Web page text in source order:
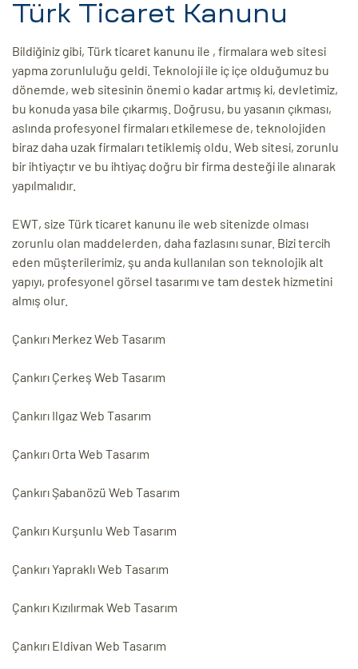
Türk Ticaret Kanunu
Bildiğiniz gibi, Türk ticaret kanunu ile , firmalara web sitesi
yapma zorunluluğu geldi. Teknoloji ile iç içe olduğumuz bu
dönemde, web sitesinin önemi o kadar artmış ki, devletimiz,
bu konuda yasa bile çıkarmış. Doğrusu, bu yasanın çıkması,
aslında profesyonel firmaları etkilemese de, teknolojiden
biraz daha uzak firmaları tetiklemiş oldu. Web sitesi, zorunlu
bir ihtiyaçtır ve bu ihtiyaç doğru bir firma desteği ile alınarak
yapılmalıdır.
EWT, size Türk ticaret kanunu ile web sitenizde olması
zorunlu olan maddelerden, daha fazlasını sunar. Bizi tercih
eden müşterilerimiz, şu anda kullanılan son teknolojik alt
yapıyı, profesyonel görsel tasarımı ve tam destek hizmetini
almış olur.
Çankırı Merkez Web Tasarım
Çankırı Çerkeş Web Tasarım
Çankırı Ilgaz Web Tasarım
Çankırı Orta Web Tasarım
Çankırı Şabanözü Web Tasarım
Çankırı Kurşunlu Web Tasarım
Çankırı Yapraklı Web Tasarım
Çankırı Kızılırmak Web Tasarım
Çankırı Eldivan Web Tasarım